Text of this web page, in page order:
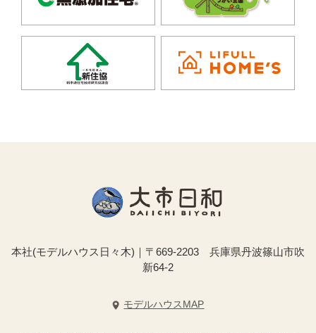
本社(モデルハウス日々木)｜〒669-2203 兵庫県丹波篠山市吹
新64-2
モデルハウスMAP